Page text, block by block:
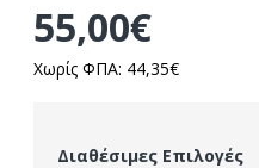
55,00€
Χωρίς ΦΠΑ: 44,35€
Διαθέσιμες Επιλογές